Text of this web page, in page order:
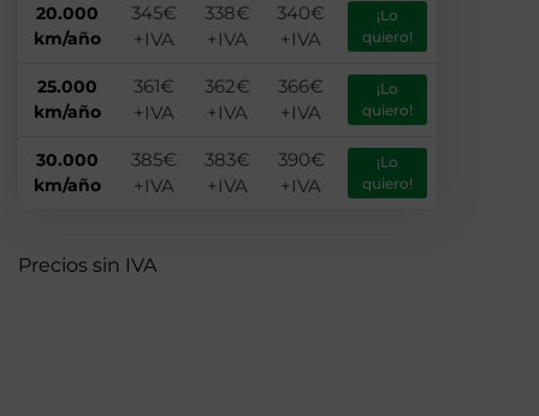
20.000
km/año
345€
+IVA
338€
+IVA
340€
+IVA
¡Lo
quiero!
25.000
km/año
361€
+IVA
362€
+IVA
366€
+IVA
¡Lo
quiero!
30.000
km/año
385€
+IVA
383€
+IVA
390€
+IVA
¡Lo
quiero!
Precios sin IVA